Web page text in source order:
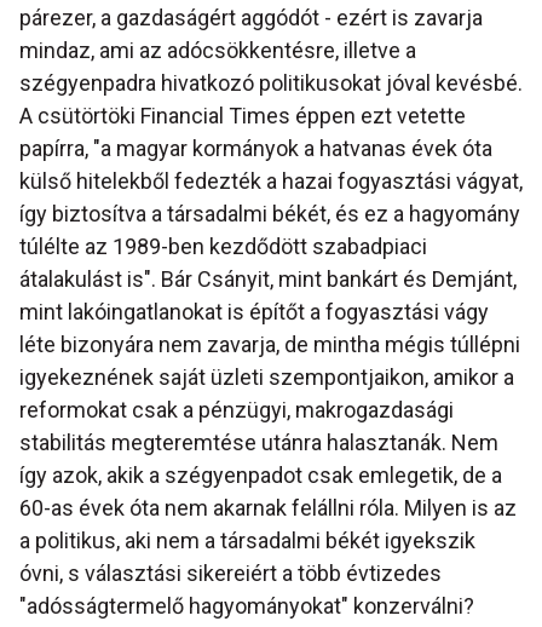
párezer, a gazdaságért aggódót - ezért is zavarja
mindaz, ami az adócsökkentésre, illetve a
szégyenpadra hivatkozó politikusokat jóval kevésbé.
A csütörtöki Financial Times éppen ezt vetette
papírra, "a magyar kormányok a hatvanas évek óta
külső hitelekből fedezték a hazai fogyasztási vágyat,
így biztosítva a társadalmi békét, és ez a hagyomány
túlélte az 1989-ben kezdődött szabadpiaci
átalakulást is". Bár Csányit, mint bankárt és Demjánt,
mint lakóingatlanokat is építőt a fogyasztási vágy
léte bizonyára nem zavarja, de mintha mégis túllépni
igyekeznének saját üzleti szempontjaikon, amikor a
reformokat csak a pénzügyi, makrogazdasági
stabilitás megteremtése utánra halasztanák. Nem
így azok, akik a szégyenpadot csak emlegetik, de a
60-as évek óta nem akarnak felállni róla. Milyen is az
a politikus, aki nem a társadalmi békét igyekszik
óvni, s választási sikereiért a több évtizedes
"adósságtermelő hagyományokat" konzerválni?